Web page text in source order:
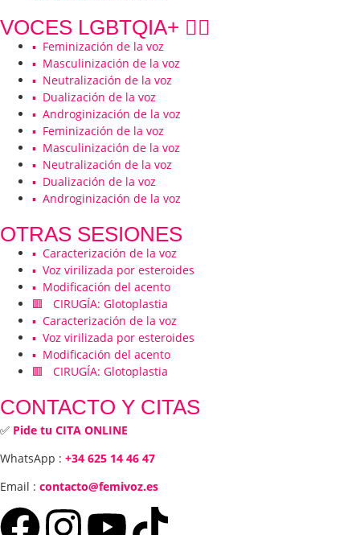
VOCES LGBTQIA+ 🏳️‍🌈
▪️ Feminización de la voz
▪️ Masculinización de la voz
▪️ Neutralización de la voz
▪️ Dualización de la voz
▪️ Androginización de la voz
▪️ Feminización de la voz
▪️ Masculinización de la voz
▪️ Neutralización de la voz
▪️ Dualización de la voz
▪️ Androginización de la voz
OTRAS SESIONES
▪️ Caracterización de la voz
▪️ Voz virilizada por esteroides
▪️ Modificación del acento
🟥 CIRUGÍA: Glotoplastia
▪️ Caracterización de la voz
▪️ Voz virilizada por esteroides
▪️ Modificación del acento
🟥 CIRUGÍA: Glotoplastia
CONTACTO Y CITAS
✅ Pide tu CITA ONLINE
WhatsApp : +34 625 14 46 47
Email : contacto@femivoz.es